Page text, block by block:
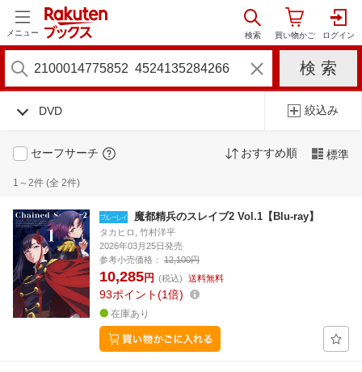
メニュー
DVD 絞込み
セーフサーチ おすすめ順 標準
1～2件 (全 2件)
魔都精兵のスレイブ2 Vol.1【Blu-ray】
タカヒロ, 竹村洋平
2026年03月25日発売
参考小売価格：
12,100円
10,285円 (税込) 送料無料
93ポイント 1倍
在庫あり